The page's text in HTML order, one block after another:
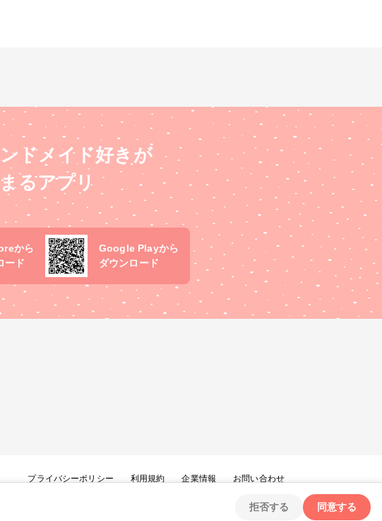
ドメイド好きが
るアプリ
から
ード
Google Playから
ダウンロード
プライバシーポリシー 利用規約 企業情報 お問い合わせ
tryangle Co., Ltd. All Rights Reserved.
拒否する 同意する